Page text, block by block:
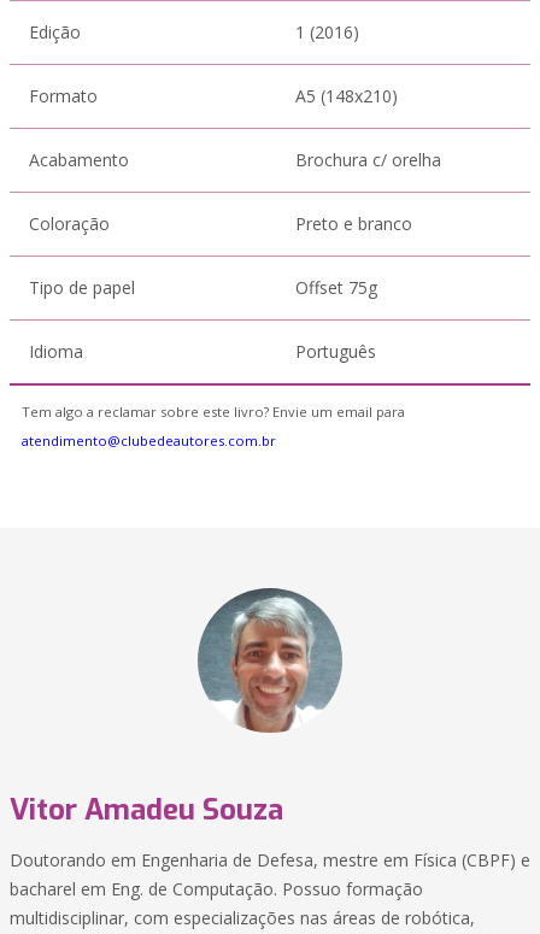
Edição 1 (2016)
Formato A5 (148x210)
Acabamento Brochura c/ orelha
Coloração Preto e branco
Tipo de papel Offset 75g
Idioma Português
Tem algo a reclamar sobre este livro? Envie um email para
atendimento@clubedeautores.com.br
Vitor Amadeu Souza
Doutorando em Engenharia de Defesa, mestre em Física (CBPF) e
bacharel em Eng. de Computação. Possuo formação
multidisciplinar, com especializações nas áreas de robótica,